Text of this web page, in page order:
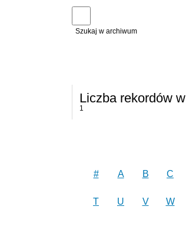
Szukaj w archiwum
Liczba rekordów
1
# A B C
T U V W